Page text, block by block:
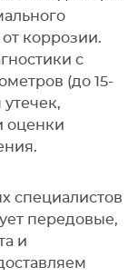
коррозии.
с
(до 15-
оценки
специалистов
передовые,
и